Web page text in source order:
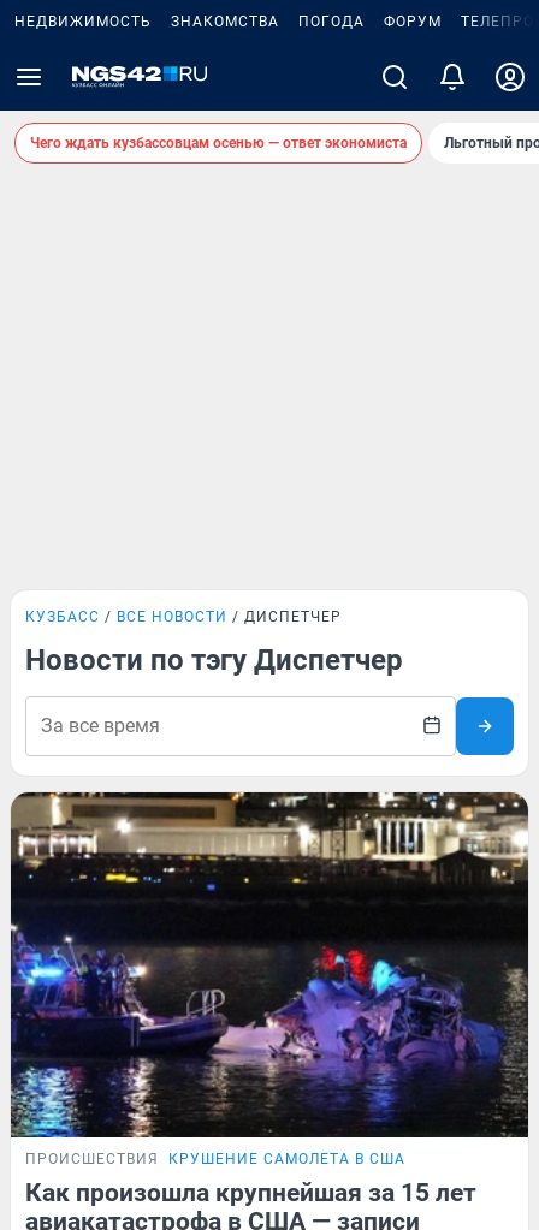
НЕДВИЖИМОСТЬ ЗНАКОМСТВА ПОГОДА ФОРУМ
Чего ждать кузбассовцам осенью — ответ экономиста Льготный
КУЗБАСС ВСЕ НОВОСТИ ДИСПЕТЧЕР
Новости по тэгу Диспетчер
ПРОИСШЕСТВИЯ КРУШЕНИЕ САМОЛЕТА В США
Как произошла крупнейшая за 15 лет
авиакатастрофа в США — записи